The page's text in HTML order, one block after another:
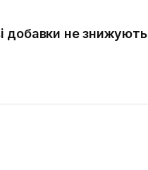
добавки не знижують